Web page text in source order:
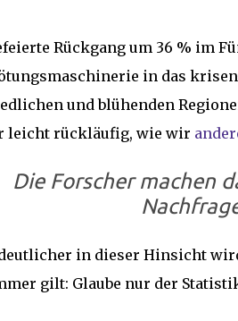
Rückgang um 36 % im
in das
und blühenden
leicht rückläufig, wie wir
Die Forscher machen
in dieser Hinsicht
gilt: Glaube nur der